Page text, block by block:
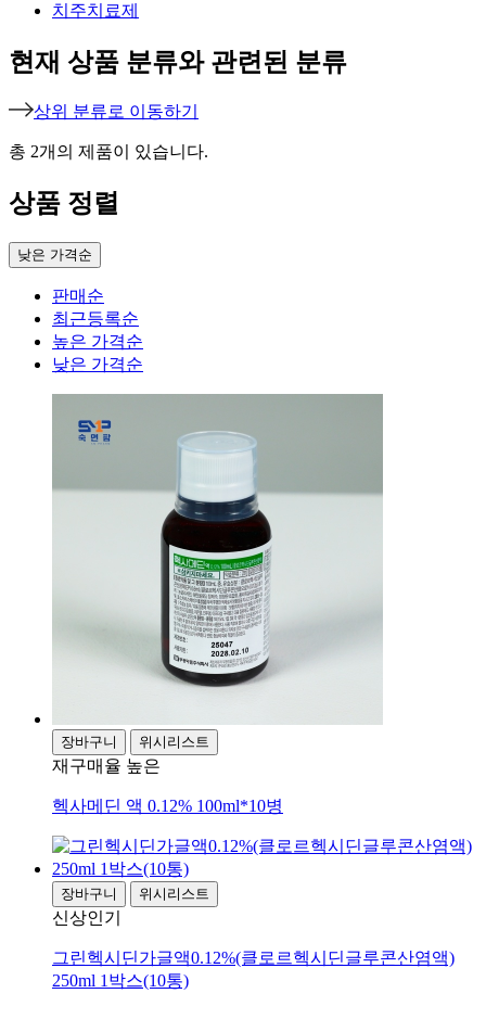
치주치료제
현재 상품 분류와 관련된 분류
상위 분류로 이동하기
총 2개의 제품이 있습니다.
상품 정렬
낮은 가격순
판매순
최근등록순
높은 가격순
낮은 가격순
장바구니 위시리스트
재구매율 높은
헥사메딘 액 0.12% 100ml*10병
장바구니 위시리스트
신상인기
그린헥시딘가글액0.12%(클로르헥시딘글루콘산염액)
250ml 1박스(10통)